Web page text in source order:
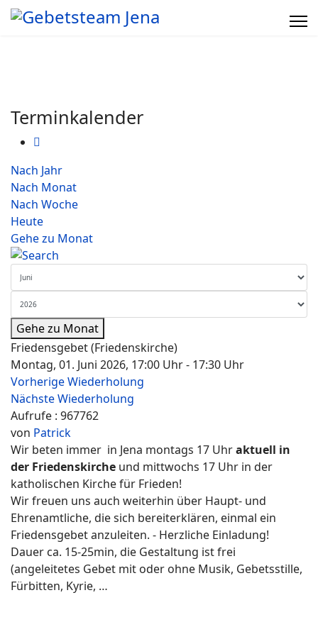
Terminkalender
Nach Jahr
Nach Monat
Nach Woche
Heute
Gehe zu Monat
Gehe zu Monat
Friedensgebet (Friedenskirche)
Montag, 01. Juni 2026, 17:00 Uhr - 17:30 Uhr
Vorherige Wiederholung
Nächste Wiederholung
Aufrufe : 967762
von Patrick
Wir beten immer in Jena montags 17 Uhraktuell in
der Friedenskirche und mittwochs 17 Uhr in der
katholischen Kirche für Frieden!
Wir freuen uns auch weiterhin über Haupt- und
Ehrenamtliche, die sich bereiterklären, einmal ein
Friedensgebet anzuleiten. - Herzliche Einladung!
Dauer ca. 15-25min, die Gestaltung ist frei
(angeleitetes Gebet mit oder ohne Musik, Gebetsstille,
Fürbitten, Kyrie, …